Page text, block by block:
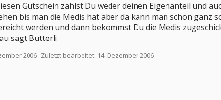
Gutschein zahlst Du weder deinen Eigenanteil und
bis man die Medis hat aber da kann man schon ganz
werden und dann bekommst Du die Medis
sagt Butterli
2006 Zuletzt bearbeitet: 14. Dezember 2006